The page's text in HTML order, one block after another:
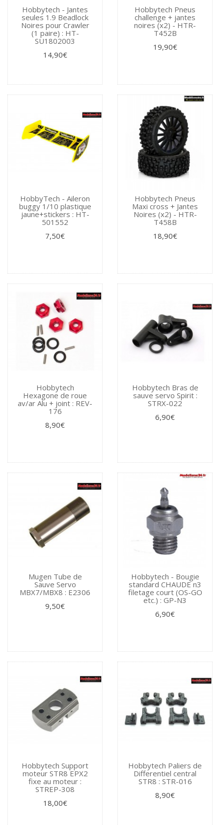
Hobbytech - Jantes
seules 1.9 Beadlock
Noires pour Crawler
(1 paire) : HT-
SU1802003
14,90€
Hobbytech Pneus
challenge + jantes
noires (x2) - HTR-
T452B
19,90€
HobbyTech - Aileron
buggy 1/10 plastique
jaune+stickers : HT-
501552
7,50€
Hobbytech Pneus
Maxi cross + Jantes
Noires (x2) - HTR-
T458B
18,90€
Hobbytech
Hexagone de roue
av/ar Alu + joint : REV-
176
8,90€
Hobbytech Bras de
sauve servo Spirit :
STRX-022
6,90€
Mugen Tube de
Sauve Servo
MBX7/MBX8 : E2306
9,50€
Hobbytech - Bougie
standard CHAUDE n3
filetage court (OS-GO
etc.) : GP-N3
6,90€
Hobbytech Support
moteur STR8 EPX2
fixe au moteur :
STREP-308
18,00€
Hobbytech Paliers de
Differentiel central
STR8 : STR-016
8,90€